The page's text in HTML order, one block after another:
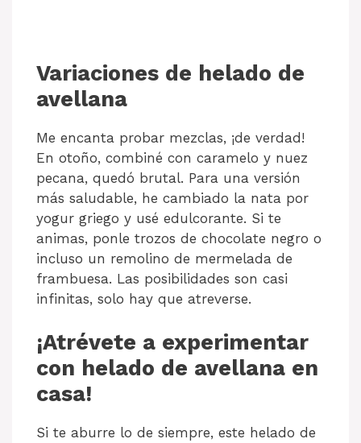
Variaciones de helado de
avellana
Me encanta probar mezclas, ¡de verdad!
En otoño, combiné con caramelo y nuez
pecana, quedó brutal. Para una versión
más saludable, he cambiado la nata por
yogur griego y usé edulcorante. Si te
animas, ponle trozos de chocolate negro o
incluso un remolino de mermelada de
frambuesa. Las posibilidades son casi
infinitas, solo hay que atreverse.
¡Atrévete a experimentar
con helado de avellana en
casa!
Si te aburre lo de siempre, este helado de